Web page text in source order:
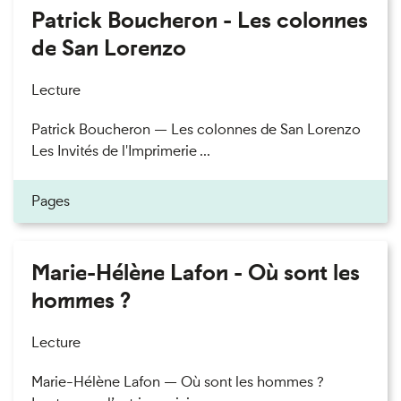
Patrick Boucheron - Les colonnes
de San Lorenzo
Lecture
Patrick Boucheron — Les colonnes de San Lorenzo
Les Invités de l'Imprimerie ...
Pages
Marie-Hélène Lafon - Où sont les
hommes ?
Lecture
Marie-Hélène Lafon — Où sont les hommes ?